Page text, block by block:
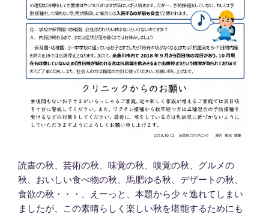
読書の秋、芸術の秋、味覚の秋、嗅覚の秋、グルメの
秋、おいしい食べ物の秋、馬肥ゆる秋、デザートの秋、
食欲の秋・・・、えーっと、本題から少々逸れてしまい
ましたが、この素晴らしく楽しい秋を堪能するためにも